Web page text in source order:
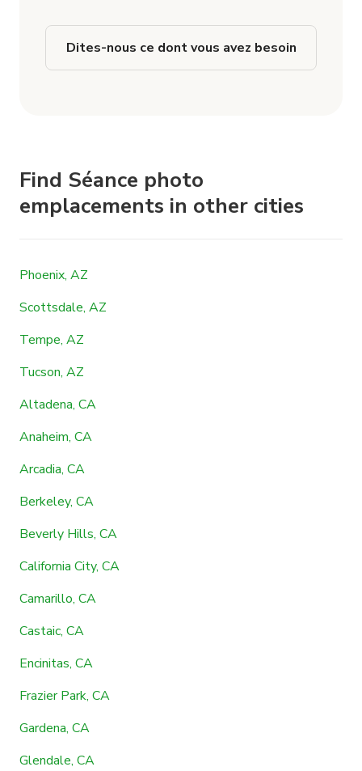
Dites-nous ce dont vous avez besoin
Find Séance photo
emplacements in other cities
Phoenix, AZ
Scottsdale, AZ
Tempe, AZ
Tucson, AZ
Altadena, CA
Anaheim, CA
Arcadia, CA
Berkeley, CA
Beverly Hills, CA
California City, CA
Camarillo, CA
Castaic, CA
Encinitas, CA
Frazier Park, CA
Gardena, CA
Glendale, CA